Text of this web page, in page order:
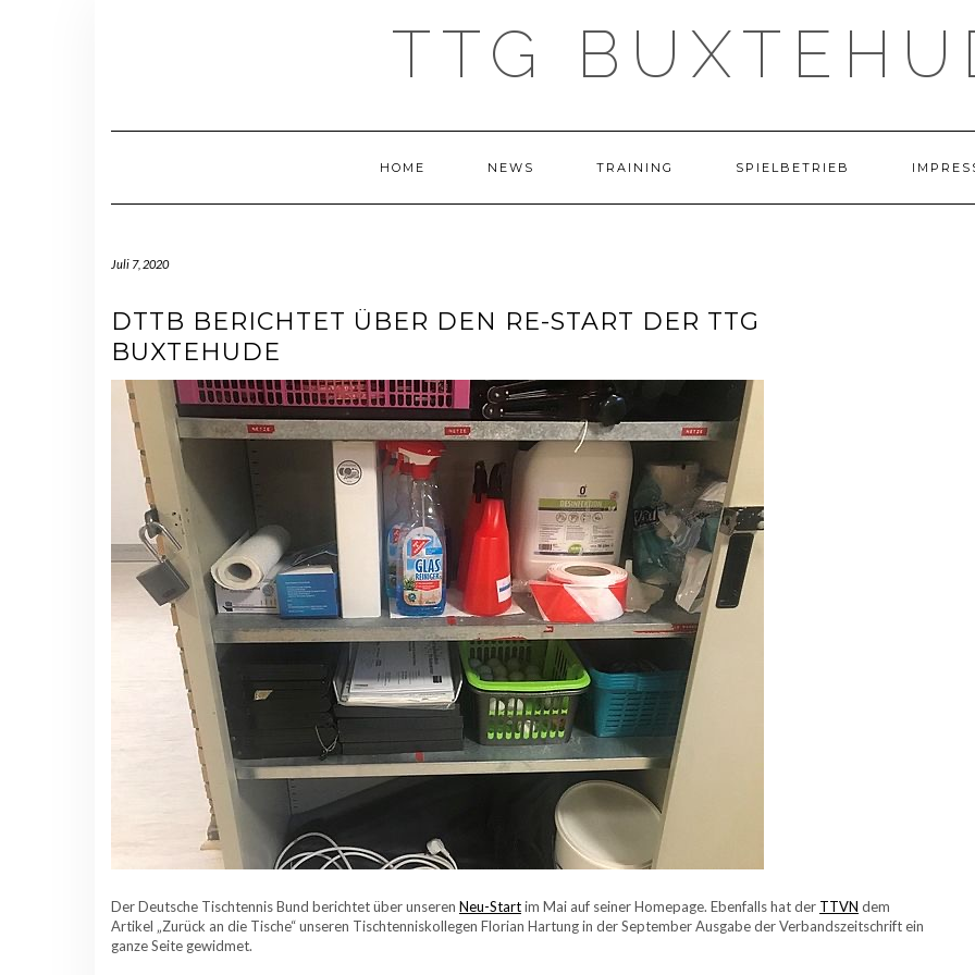
TTG
HOME NEWS TRAINING SPIELBETRIEB
Juli 7, 2020
DTTB BERICHTET ÜBER DEN RE-START DER TTG
BUXTEHUDE
Der Deutsche Tischtennis Bund berichtet über unseren Neu-Startim Mai auf seiner Homepage. Ebenfalls hat der TTVN dem
Artikel „Zurück an die Tische“ unseren Tischtenniskollegen Florian Hartung in der September Ausgabe der Verbandszeitschrift ein
ganze Seite gewidmet.